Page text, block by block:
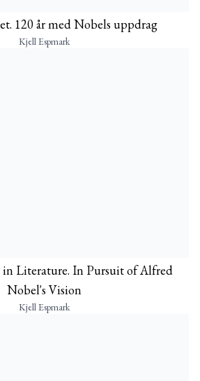
120 år med Nobels uppdrag
Kjell Espmark
Literature. In Pursuit of Alfred
Nobel's Vision
Kjell Espmark